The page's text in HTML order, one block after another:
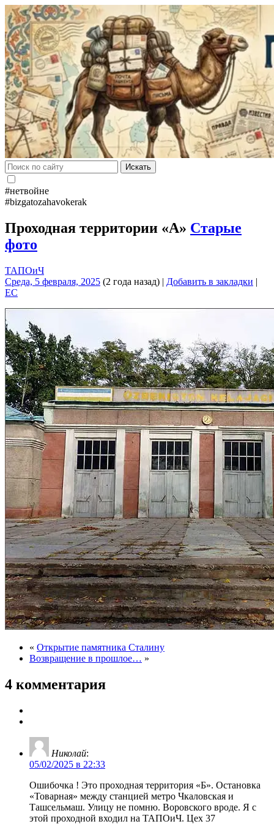
Искать
#нетвойне
#bizgatozahavokerak
Проходная территории «А» Старые
фото
ТАПОиЧ
Среда, 5 февраля, 2025 (2 года назад) | Добавить в закладки |
EC
« Открытие памятника Сталину
Возвращение в прошлое… »
4 комментария
Николай:
05/02/2025 в 22:33
Ошибочка ! Это проходная территория «Б». Остановка
«Товарная» между станцией метро Чкаловская и
Ташсельмаш. Улицу не помню. Воровского вроде. Я с
этой проходной входил на ТАПОиЧ. Цех 37